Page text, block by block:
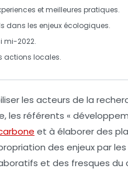
et meilleures pratiques.
dans les enjeux écologiques.
mi-2022.
actions locales.
les acteurs de la
les référents «
et à élaborer des
des enjeux par
et des fresques du